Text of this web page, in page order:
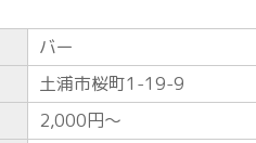
バー
土浦市桜町1-19-9
2,000円〜